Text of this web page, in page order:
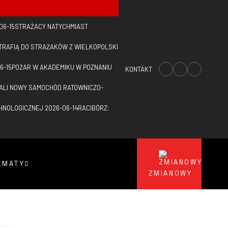
15STRAŻACY NATYCHMIAST
DO STRAŻAKÓW Z WIELKOPOLSKI
15POŻAR W AKADEMIKU W POZNANIU
NOWY SAMOCHÓD RATOWNICZO-
2026-06-14RACIBÓRZ:
KONTAKT
ZMIANOWY